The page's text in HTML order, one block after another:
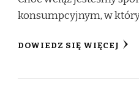
konsumpcyjnym, w
DOWIEDZ SIĘ WIĘCEJ